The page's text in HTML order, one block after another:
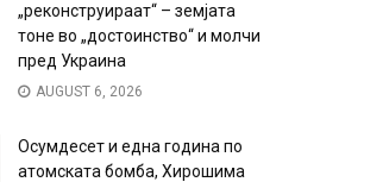
„реконструираат“ – земјата
тоне во „достоинство“ и молчи
пред Украина
AUGUST 6, 2026
Осумдесет и една година по
атомската бомба, Хирошима